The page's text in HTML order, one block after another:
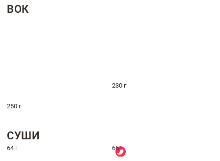
ВОК
230 г
250 г
СУШИ
64 г 66 г